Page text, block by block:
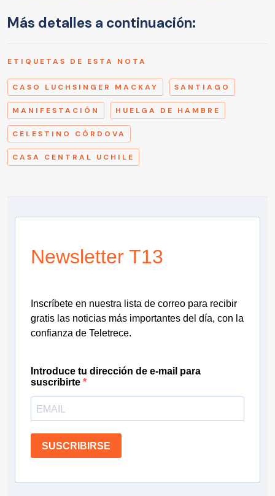
Más detalles a continuación:
ETIQUETAS DE ESTA NOTA
CASO LUCHSINGER MACKAY SANTIAGO
MANIFESTACIÓN HUELGA DE HAMBRE
CELESTINO CÓRDOVA
CASA CENTRAL UCHILE
Newsletter T13
Inscríbete en nuestra lista de correo para recibir
gratis las noticias más importantes del día, con la
confianza de Teletrece.
Introduce tu dirección de e-mail para
suscribirte
SUSCRIBIRSE